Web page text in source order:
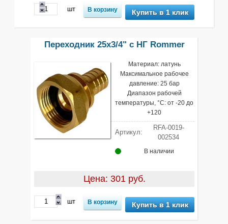
шт Купить в 1 клик
Переходник 25х3/4" с НГ Rommer
Материал: латунь
Максимальное рабочее
давление: 25 бар
Диапазон рабочей
температуры, °С: от -20 до
+120
Артикул:
RFA-0019-
002534
В наличии
Цена: 301 руб.
шт Купить в 1 клик